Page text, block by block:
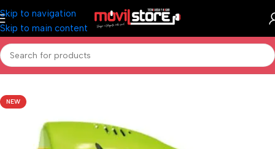
Skip to navigation
Skip to main content
Inicio/Todo para los más chicos
NEW